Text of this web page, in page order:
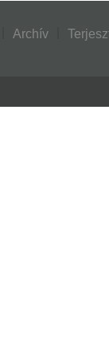
Archív